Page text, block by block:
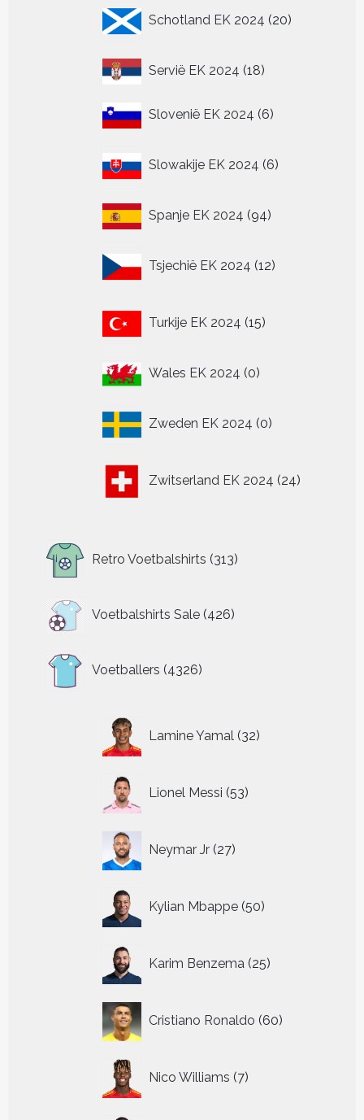
Schotland EK 2024 20
producten
Servië EK 2024 1818
Slovenië EK 2024 66
Slowakije EK 2024 6
producten
Spanje EK 2024 9494
Tsjechië EK 2024 12
producten
Turkije EK 2024 15
producten
Wales EK 2024 00
Zweden EK 2024 0
producten
Zwitserland EK 2024 24
producten
Retro Voetbalshirts 313
producten
Voetbalshirts Sale 426
426
producten
Voetballers 4326
producten
Lamine Yamal 32
producten
Lionel Messi 53
producten
Neymar Jr 27
producten
Kylian Mbappe 50
producten
Karim Benzema 25
producten
Cristiano Ronaldo 60
producten
Nico Williams 7
producten